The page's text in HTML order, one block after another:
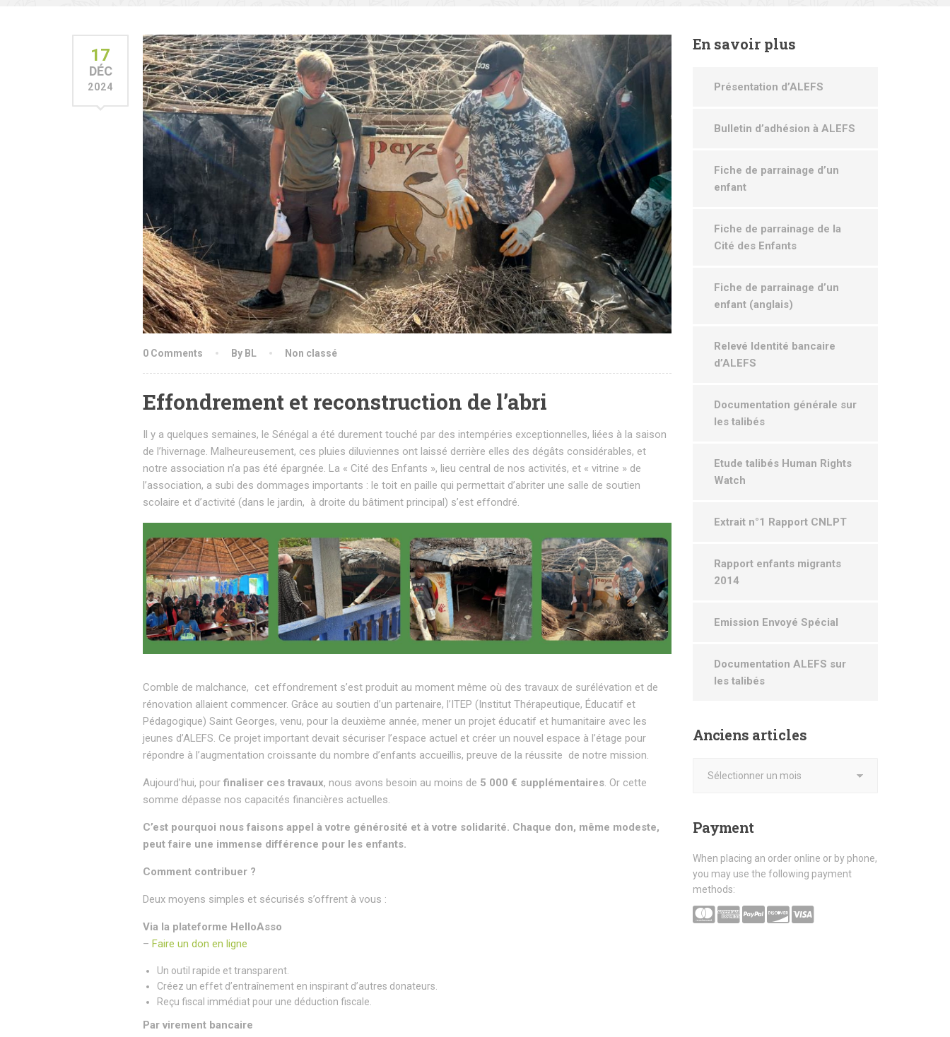
17
DÉC
2024
0 Comments By BL Non classé
Effondrement et reconstruction de l’abri
Il y a quelques semaines, le Sénégal a été durement touché par des intempéries exceptionnelles, liées à la saison
de l’hivernage. Malheureusement, ces pluies diluviennes ont laissé derrière elles des dégâts considérables, et
notre association n’a pas été épargnée. La « Cité des Enfants », lieu central de nos activités, et « vitrine » de
l’association, a subi des dommages importants : le toit en paille qui permettait d’abriter une salle de soutien
scolaire et d’activité (dans le jardin, à droite du bâtiment principal) s’est effondré.
Comble de malchance, cet effondrement s’est produit au moment même où des travaux de surélévation et de
rénovation allaient commencer. Grâce au soutien d’un partenaire, l’ITEP (Institut Thérapeutique, Éducatif et
Pédagogique) Saint Georges, venu, pour la deuxième année, mener un projet éducatif et humanitaire avec les
jeunes d’ALEFS. Ce projet important devait sécuriser l’espace actuel et créer un nouvel espace à l’étage pour
répondre à l’augmentation croissante du nombre d’enfants accueillis, preuve de la réussite de notre mission.
Aujourd’hui, pour finaliser ces travaux, nous avons besoin au moins de 5 000 € supplémentaires. Or cette
somme dépasse nos capacités financières actuelles.
C’est pourquoi nous faisons appel à votre générosité et à votre solidarité. Chaque don, même modeste,
peut faire une immense différence pour les enfants.
Comment contribuer ?
Deux moyens simples et sécurisés s’offrent à vous :
Via la plateforme HelloAsso
– Faire un don en ligne
Un outil rapide et transparent.
Créez un effet d’entraînement en inspirant d’autres donateurs.
Reçu fiscal immédiat pour une déduction fiscale.
Par virement bancaire
Ensavoir plus
Présentation d’ALEFS
Bulletin d’adhésion à ALEFS
Fiche de parrainage d’un
enfant
Fiche de parrainage de la
Cité des Enfants
Fiche de parrainage d’un
enfant (anglais)
Relevé Identité bancaire
d’ALEFS
Documentation générale sur
les talibés
Etude talibés Human Rights
Watch
Extrait n°1 Rapport CNLPT
Rapport enfants migrants
2014
Emission Envoyé Spécial
Documentation ALEFS sur
les talibés
Anciensarticles
Payment
When placing an order online or by phone,
you may use the following payment
methods: